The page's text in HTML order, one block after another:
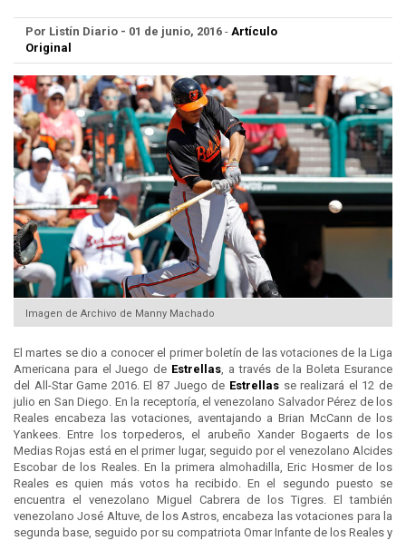
Por Listín Diario - 01 de junio, 2016 - Artículo
Original
Imagen de Archivo de Manny Machado
El martes se dio a conocer el primer boletín de las votaciones de la Liga
Americana para el Juego de Estrellas, a través de la Boleta Esurance
del All-Star Game 2016. El 87 Juego de Estrellasse realizará el 12 de
julio en San Diego. En la receptoría, el venezolano Salvador Pérez de los
Reales encabeza las votaciones, aventajando a Brian McCann de los
Yankees. Entre los torpederos, el arubeño Xander Bogaerts de los
Medias Rojas está en el primer lugar, seguido por el venezolano Alcides
Escobar de los Reales. En la primera almohadilla, Eric Hosmer de los
Reales es quien más votos ha recibido. En el segundo puesto se
encuentra el venezolano Miguel Cabrera de los Tigres. El también
venezolano José Altuve, de los Astros, encabeza las votaciones para la
segunda base, seguido por su compatriota Omar Infante de los Reales y